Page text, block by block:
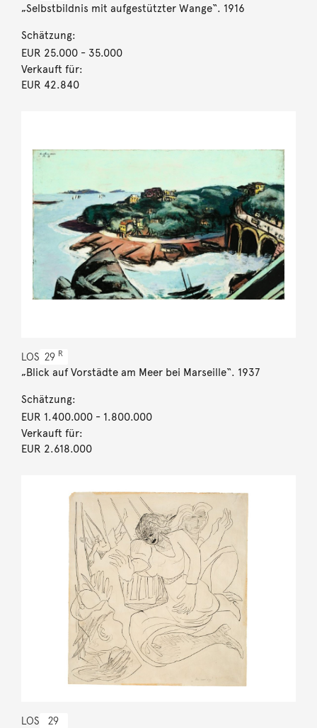
„Selbstbildnis mit aufgestützter Wange“. 1916
Schätzung:
EUR 25.000- 35.000
Verkauft für:
EUR 42.840
LOS 29 R
„Blick auf Vorstädte am Meer bei Marseille“. 1937
Schätzung:
EUR 1.400.000- 1.800.000
Verkauft für:
EUR 2.618.000
LOS 29